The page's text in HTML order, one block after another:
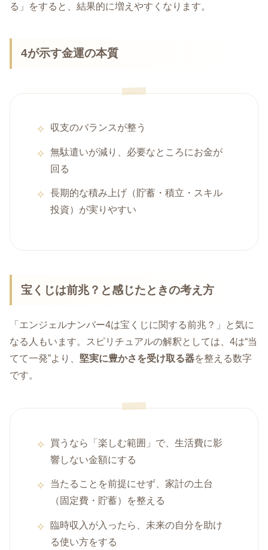
る」をすると、結果的に増えやすくなります。
4が示す金運の本質
収支のバランスが整う
無駄遣いが減り、必要なところにお金が
回る
長期的な積み上げ（貯蓄・積立・スキル
投資）が実りやすい
宝くじは前兆？と感じたときの考え方
「エンジェルナンバー4は宝くじに関する前兆？」と気に
なる人もいます。スピリチュアルの解釈としては、4は“当
てて一発”より、 堅実に豊かさを受け取る器を整える数字
です。
買うなら「楽しむ範囲」で、生活費に影
響しない金額にする
当たることを前提にせず、家計の土台
（固定費・貯蓄）を整える
臨時収入が入ったら、未来の自分を助け
る使い方をする